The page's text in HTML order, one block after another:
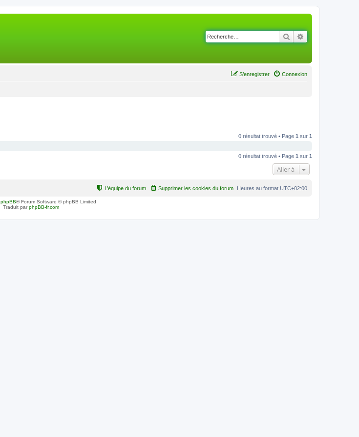
Rechercher
Connexion
S’enregistrer
0 résultat trouvé • Page 1 sur 1
0 résultat trouvé • Page 1 sur 1
Aller à
Heures au format UTC+02:00
Supprimer les cookies du forum
L’équipe du forum
phpBB® Forum Software © phpBB Limited
Traduit parphpBB-fr.com